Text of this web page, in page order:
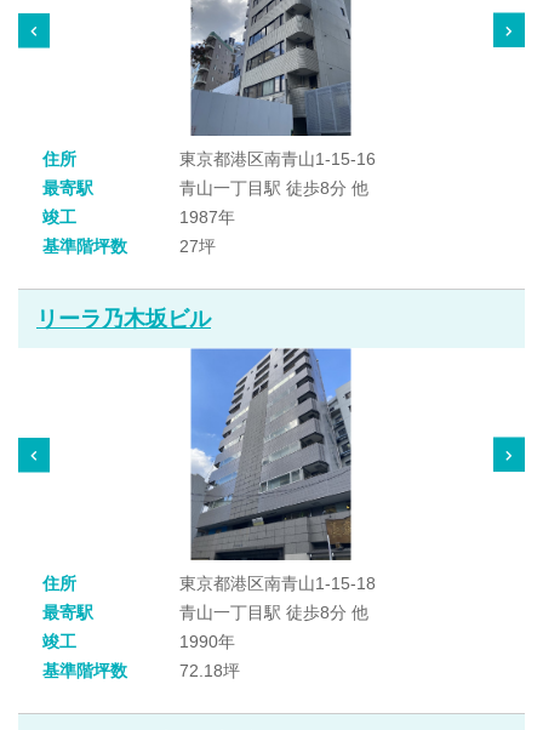
住所
東京都港区南青山1-15-16
最寄駅
青山一丁目駅 徒歩8分 他
竣工
1987年
基準階坪数
27坪
リーラ乃木坂ビル
住所
東京都港区南青山1-15-18
最寄駅
青山一丁目駅 徒歩8分 他
竣工
1990年
基準階坪数
72.18坪